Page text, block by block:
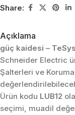
Share:
Açıklama
güç kaidesi –
Schneider Electric
Şalterleri ve
Ürün kodu LUB12
seçimi, muadil